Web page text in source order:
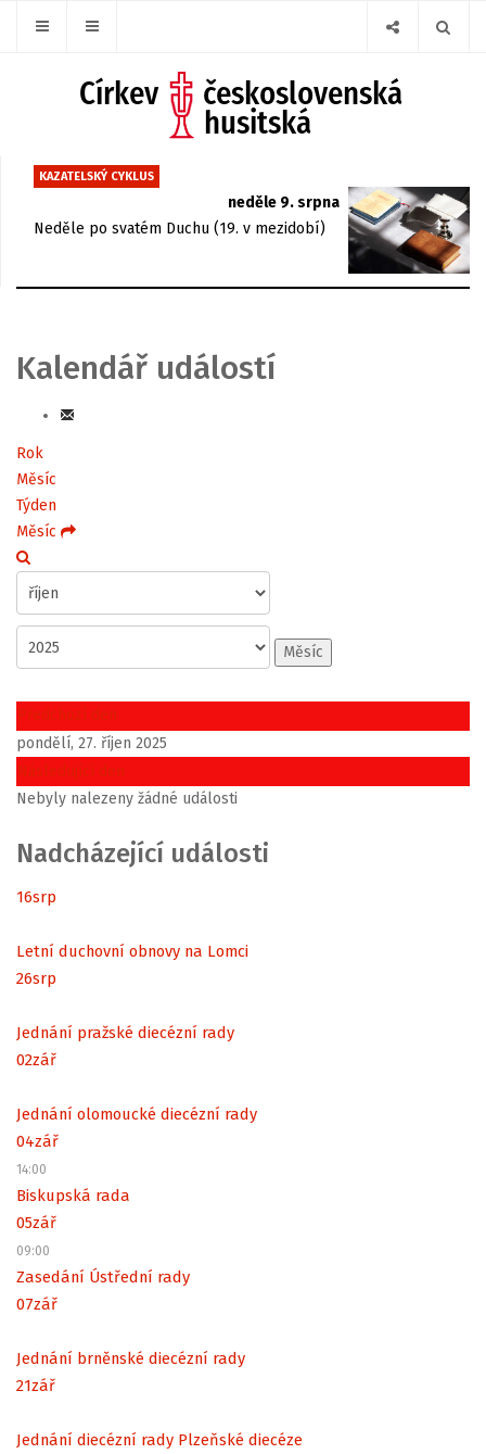
KAZATELSKÝ CYKLUS
neděle 9. srpna
Neděle po svatém Duchu (19. v mezidobí)
Kalendář událostí
Rok
Měsíc
Týden
Měsíc
Měsíc
Předchozí den
pondělí, 27. říjen 2025
Následující den
Nebyly nalezeny žádné události
Nadcházející události
16srp
Letní duchovní obnovy na Lomci
26srp
Jednání pražské diecézní rady
02zář
Jednání olomoucké diecézní rady
04zář
14:00
Biskupská rada
05zář
09:00
Zasedání Ústřední rady
07zář
Jednání brněnské diecézní rady
21zář
Jednání diecézní rady Plzeňské diecéze